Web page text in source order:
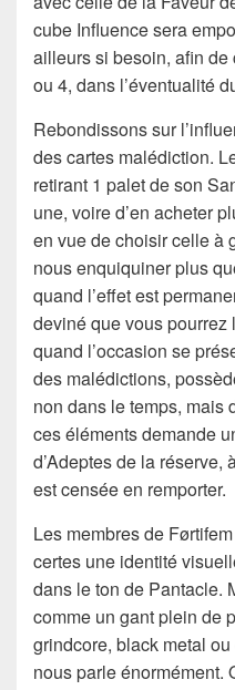
cube Influence sera
ailleurs si besoin, afin de
ou 4, dans l’éventualité
Rebondissons sur
des cartes malédiction.
retirant 1 palet de son
une, voire d’en acheter
en vue de choisir celle à
nous enquiquiner plus
quand l’effet est
deviné que vous pourrez
quand l’occasion se
des malédictions,
non dans le temps, mais
ces éléments demande
d’Adeptes de la
est censée en remporter.
Les membres de
certes une identité
dans le ton de Pantacle.
comme un gant plein de
grindcore, black metal
nous parle énormément.